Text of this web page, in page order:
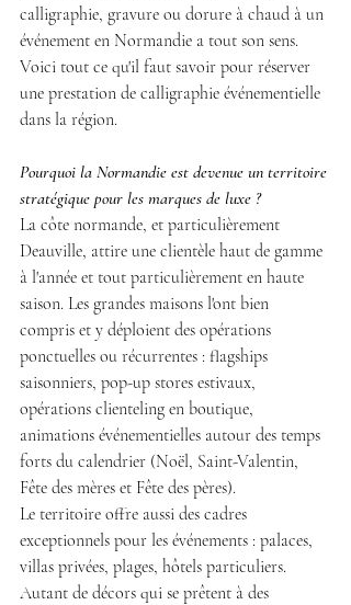
calligraphie, gravure ou dorure à chaud à un
événement en Normandie a tout son sens.
Voici tout ce qu'il faut savoir pour réserver
une prestation de calligraphie événementielle
dans la région.
Pourquoi la Normandie est devenue un territoire
stratégique pour les marques de luxe ?
La côte normande, et particulièrement
Deauville, attire une clientèle haut de gamme
à l'année et tout particulièrement en haute
saison. Les grandes maisons l'ont bien
compris et y déploient des opérations
ponctuelles ou récurrentes : flagships
saisonniers, pop-up stores estivaux,
opérations clienteling en boutique,
animations événementielles autour des temps
forts du calendrier (Noël, Saint-Valentin,
Fête des mères et Fête des pères).
Le territoire offre aussi des cadres
exceptionnels pour les événements : palaces,
villas privées, plages, hôtels particuliers.
Autant de décors qui se prêtent à des